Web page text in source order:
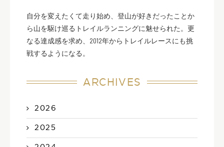
自分を変えたくて走り始め、登山が好きだったことか
ら山を駆け巡るトレイルランニングに魅せられた。更
なる達成感を求め、2012年からトレイルレースにも挑
戦するようになる。
ARCHIVES
2026
2025